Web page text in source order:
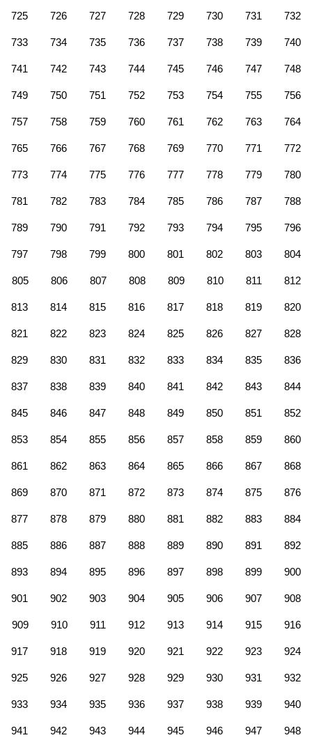
725 726 727 728 729 730 731 732
733 734 735 736 737 738 739 740
741 742 743 744 745 746 747 748
749 750 751 752 753 754 755 756
757 758 759 760 761 762 763 764
765 766 767 768 769 770 771 772
773 774 775 776 777 778 779 780
781 782 783 784 785 786 787 788
789 790 791 792 793 794 795 796
797 798 799 800 801 802 803 804
805 806 807 808 809 810 811 812
813 814 815 816 817 818 819 820
821 822 823 824 825 826 827 828
829 830 831 832 833 834 835 836
837 838 839 840 841 842 843 844
845 846 847 848 849 850 851 852
853 854 855 856 857 858 859 860
861 862 863 864 865 866 867 868
869 870 871 872 873 874 875 876
877 878 879 880 881 882 883 884
885 886 887 888 889 890 891 892
893 894 895 896 897 898 899 900
901 902 903 904 905 906 907 908
909 910 911 912 913 914 915 916
917 918 919 920 921 922 923 924
925 926 927 928 929 930 931 932
933 934 935 936 937 938 939 940
941 942 943 944 945 946 947 948